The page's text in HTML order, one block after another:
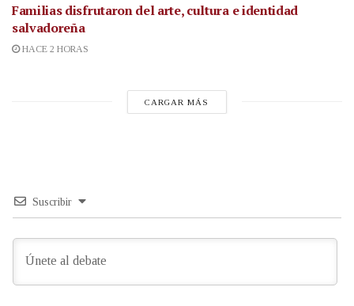
Familias disfrutaron del arte, cultura e identidad
salvadoreña
HACE 2 HORAS
CARGAR MÁS
Suscribir